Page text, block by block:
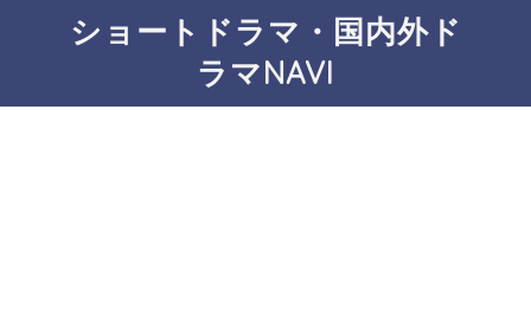
ショートドラマ・国内外ド
ラマNAVI